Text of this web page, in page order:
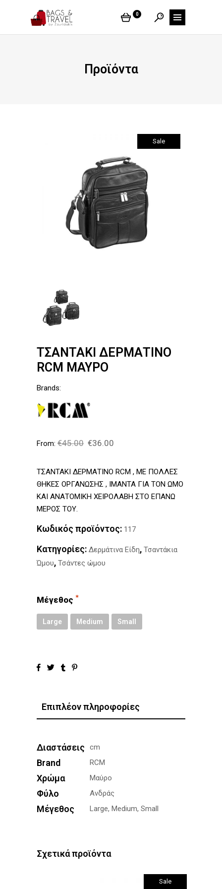
0
Προϊόντα
Sale
ΤΣΑΝΤΑΚΙ ΔΕΡΜΑΤΙΝΟ
RCM ΜΑΥΡΟ
Brands:
From: €45.00 €36.00
ΤΣΑΝΤΑΚΙ ΔΕΡΜΑΤΙΝΟ RCM , ΜΕ ΠΟΛΛΕΣ
ΘΗΚΕΣ ΟΡΓΑΝΩΣΗΣ , ΙΜΑΝΤΑ ΓΙΑ ΤΟΝ ΩΜΟ
ΚΑΙ ΑΝΑΤΟΜΙΚΗ ΧΕΙΡΟΛΑΒΗ ΣΤΟ ΕΠΑΝΩ
ΜΕΡΟΣ ΤΟΥ.
Κωδικός προϊόντος: 117
Κατηγορίες: Δερμάτινα Είδη, Τσαντάκια
Ώμου, Τσάντες ώμου
Μέγεθος
Large Medium Small
Επιπλέον πληροφορίες
Διαστάσεις cm
Brand RCM
Χρώμα Μαύρο
Φύλο Ανδράς
Μέγεθος Large, Medium, Small
Σχετικά προϊόντα
Sale